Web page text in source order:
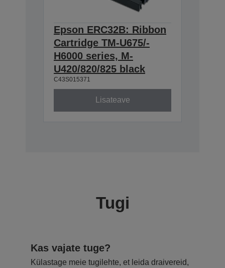
Epson ERC32B: Ribbon
Cartridge TM-U675/-
H6000 series, M-
U420/820/825 black
C43S015371
Lisateave
Tugi
Kas vajate tuge?
Külastage meie tugilehte, et leida draivereid,